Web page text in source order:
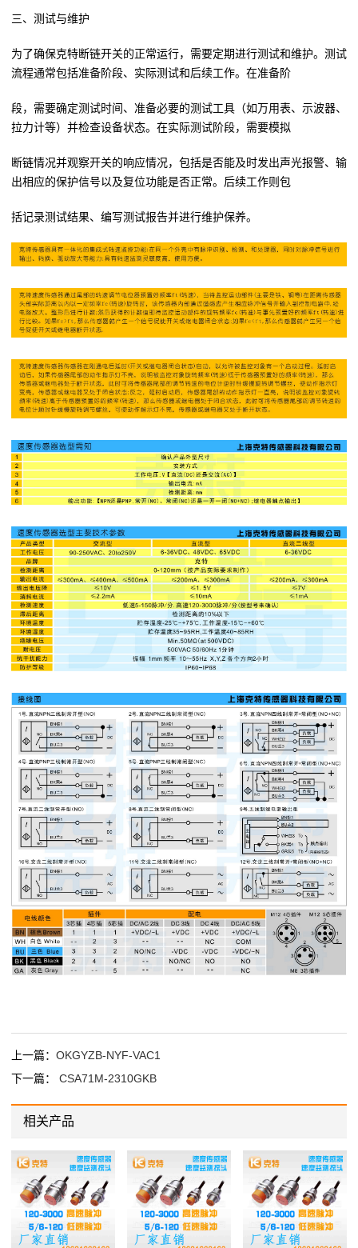
三、测试与维护
为了确保克特断链开关的正常运行，需要定期进行测试和维护。测试
流程通常包括准备阶段、实际测试和后续工作。在准备阶
段，需要确定测试时间、准备必要的测试工具（如万用表、示波器、
拉力计等）并检查设备状态。在实际测试阶段，需要模拟
断链情况并观察开关的响应情况，包括是否能及时发出声光报警、输
出相应的保护信号以及复位功能是否正常。后续工作则包
括记录测试结果、编写测试报告并进行维护保养。
上一篇： OKGYZB-NYF-VAC1
下一篇： CSA71M-2310GKB
相关产品